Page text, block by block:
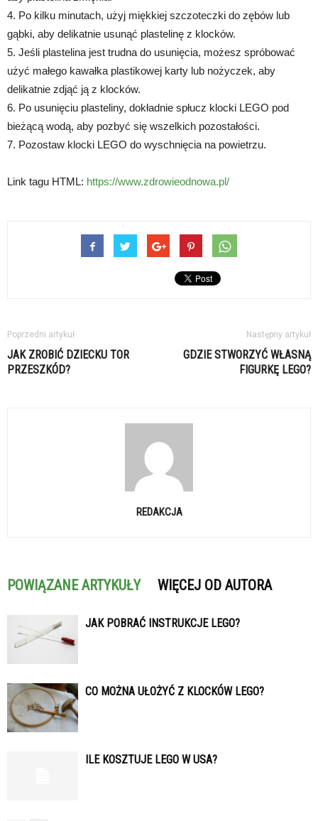
4. Po kilku minutach, użyj miękkiej szczoteczki do zębów lub
gąbki, aby delikatnie usunąć plastelinę z klocków.
5. Jeśli plastelina jest trudna do usunięcia, możesz spróbować
użyć małego kawałka plastikowej karty lub nożyczek, aby
delikatnie zdjąć ją z klocków.
6. Po usunięciu plasteliny, dokładnie spłucz klocki LEGO pod
bieżącą wodą, aby pozbyć się wszelkich pozostałości.
7. Pozostaw klocki LEGO do wyschnięcia na powietrzu.
Link tagu HTML: https://www.zdrowieodnowa.pl/
Poprzedni artykuł
JAK ZROBIĆ DZIECKU TOR
PRZESZKÓD?
Następny artykuł
GDZIE STWORZYĆ WŁASNĄ
FIGURKĘ LEGO?
REDAKCJA
POWIĄZANE ARTYKUŁY WIĘCEJ OD AUTORA
JAK POBRAĆ INSTRUKCJE LEGO?
CO MOŻNA UŁOŻYĆ Z KLOCKÓW LEGO?
ILE KOSZTUJE LEGO W USA?